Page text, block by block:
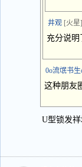
井观 [火星]
充分说
0o流氓书生
这种朋友
U型锁发